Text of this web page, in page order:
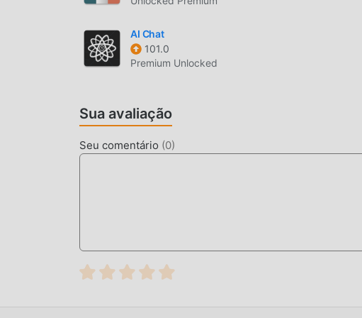
AI Chat
101.0
Premium Unlocked
Sua avaliação
Seu comentário (0)